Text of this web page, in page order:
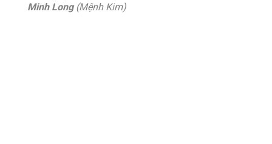
Minh Long (Mệnh Kim)